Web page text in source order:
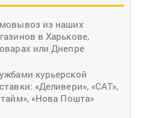
из наших
в Харькове,
или Днепре
курьерской
«Деливери», «САТ»,
«Нова Пошта»